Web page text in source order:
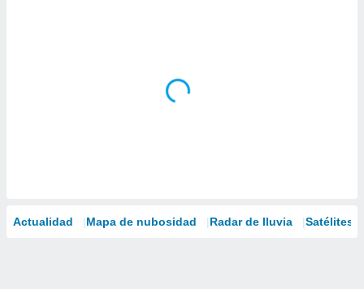
Actualidad Mapa de nubosidad Radar de lluvia Satélites